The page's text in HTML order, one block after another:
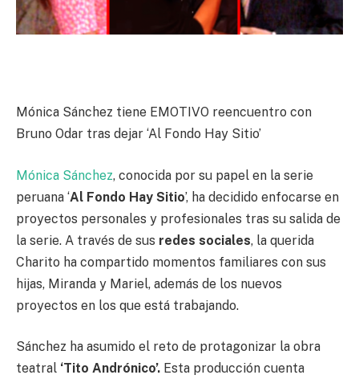
Mónica Sánchez tiene EMOTIVO reencuentro con
Bruno Odar tras dejar ‘Al Fondo Hay Sitio’
Mónica Sánchez, conocida por su papel en la serie
peruana ‘Al Fondo Hay Sitio’, ha decidido enfocarse en
proyectos personales y profesionales tras su salida de
la serie. A través de sus redes sociales, la querida
Charito ha compartido momentos familiares con sus
hijas, Miranda y Mariel, además de los nuevos
proyectos en los que está trabajando.
Sánchez ha asumido el reto de protagonizar la obra
teatral ‘Tito Andrónico’. Esta producción cuenta